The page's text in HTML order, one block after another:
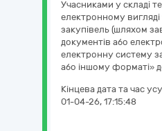
Учасниками у складі
електронному
закупівель (шляхом
документів або
електронну систему
або іншому форматі»
Кінцева дата та час
01-04-26, 17:15:48